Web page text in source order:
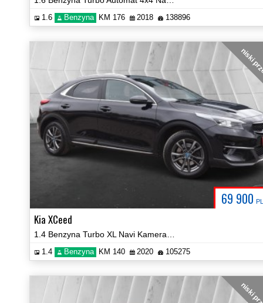
1.6 Benzyna KM 176 2018 138896
69 900
niski
Kia XCeed
1.4 Benzyna KM 140 2020 105275